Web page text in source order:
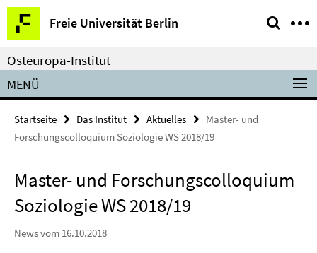
Springe
direkt
zu
Inhalt
Freie Universität Berlin
Service-
Navigation
Osteuropa-Institut
MENÜ
Startseite Das Institut Aktuelles
Master- und
Forschungscolloquium Soziologie WS 2018/19
Master- und Forschungscolloquium
Soziologie WS 2018/19
News vom 16.10.2018